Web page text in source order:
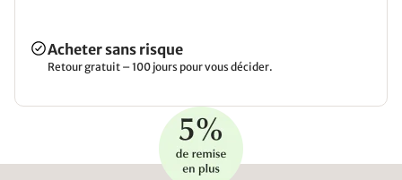
Acheter sans risque
Retour gratuit – 100 jours pour vous décider.